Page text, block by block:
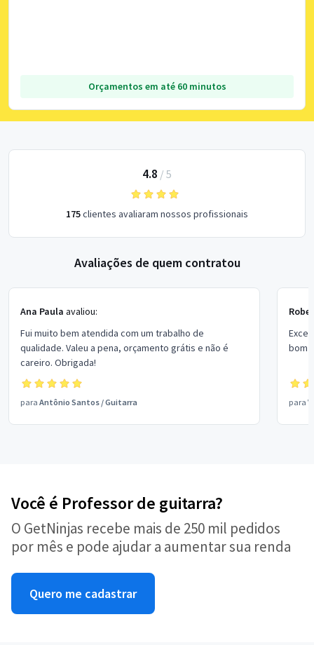
Orçamentos em até 60 minutos
4.8 / 5
175clientes avaliaram nossos profissionais
Avaliações de quem contratou
Ana Paula avaliou:
Fui muito bem atendida com um trabalho de
qualidade. Valeu a pena, orçamento grátis e não é
careiro. Obrigada!
para Antônio Santos /Guitarra
bom
para
Você é Professor de guitarra?
O GetNinjas recebe mais de 250 mil pedidos
por mês e pode ajudar a aumentar sua renda
Quero me cadastrar